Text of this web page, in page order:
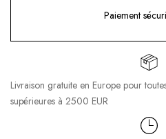
Paiement
Livraison gratuite en Europe pour
supérieures à 2500 EUR